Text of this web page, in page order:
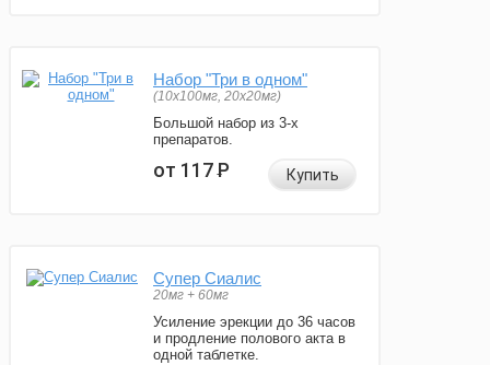
Набор "Три в одном"
(10x100мг, 20x20мг)
Большой набор из 3-х
препаратов.
от 117Р Купить
Супер Сиалис
20мг + 60мг
Усиление эрекции до 36 часов
и продление полового акта в
одной таблетке.